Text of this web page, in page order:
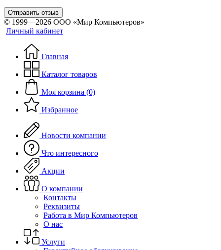
Отправить отзыв
© 1999—2026 ООО «Мир Компьютеров»
Личный кабинет
Главная
Каталог товаров
Моя корзина (0)
Избранное
Новости компании
Что интересного
Акции
О компании
Контакты
Реквизиты
Работа в Мир Компьютеров
О нас
Услуги